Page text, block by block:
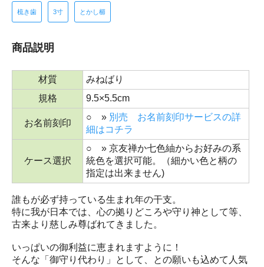
梳き歯 3寸 とかし櫛
商品説明
材質
みねばり
規格
9.5×5.5cm
お名前刻印
○ » 別売 お名前刻印サービスの詳
細はコチラ
ケース選択
○ » 京友禅か七色紬からお好みの系
統色を選択可能。（細かい色と柄の
指定は出来ません)
誰もが必ず持っている生まれ年の干支。
特に我が日本では、心の拠りどころや守り神として等、
古来より慈しみ尊ばれてきました。
いっぱいの御利益に恵まれますように！
そんな「御守り代わり」として、との願いも込めて人気